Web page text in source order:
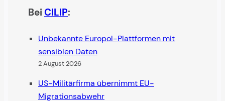
Bei CILIP:
Unbekannte Europol-Plattformen mit
sensiblen Daten
2 August 2026
US-Militärfirma übernimmt EU-
Migrationsabwehr